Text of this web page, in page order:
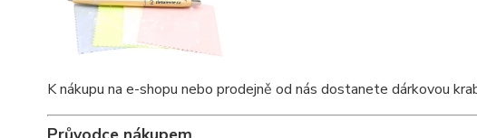
K nákupu na e-shopu nebo prodejně od nás dostanete dárkovou